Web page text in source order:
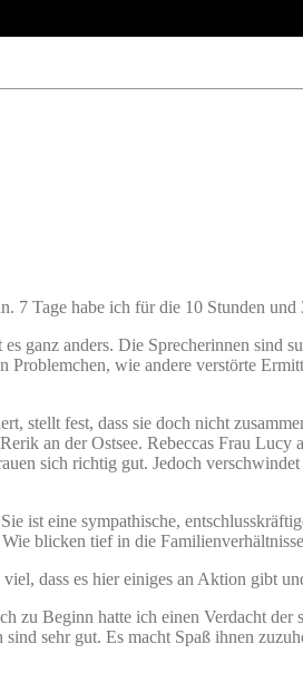
7 Tage habe ich für die 10 Stunden
ganz anders. Die Sprecherinnen sind
wie andere verstörte
stellt fest, dass sie doch nicht
an der Ostsee. Rebeccas Frau
sich richtig gut. Jedoch
ist eine sympathische,
blicken tief in die
dass es hier einiges an Aktion gibt
zu Beginn hatte ich einen Verdacht
sehr gut. Es macht Spaß ihnen